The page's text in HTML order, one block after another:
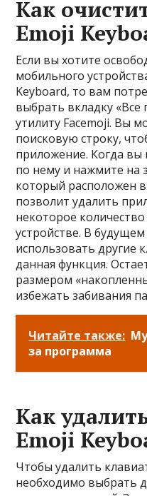
Как
Emoji
Если вы хотите
мобильного
Keyboard, то вам
выбрать вкладку
утилиту Facemoji. Вы
поисковую строку,
приложение. Когда вы
по нему и нажмите на
который расположен
позволит удалить
некоторое
устройстве. В
использовать другие
данная функция.
размером
избежать забивания
Читайте также:
за программа
Как
Emoji
Чтобы удалить
необходимо выбрать